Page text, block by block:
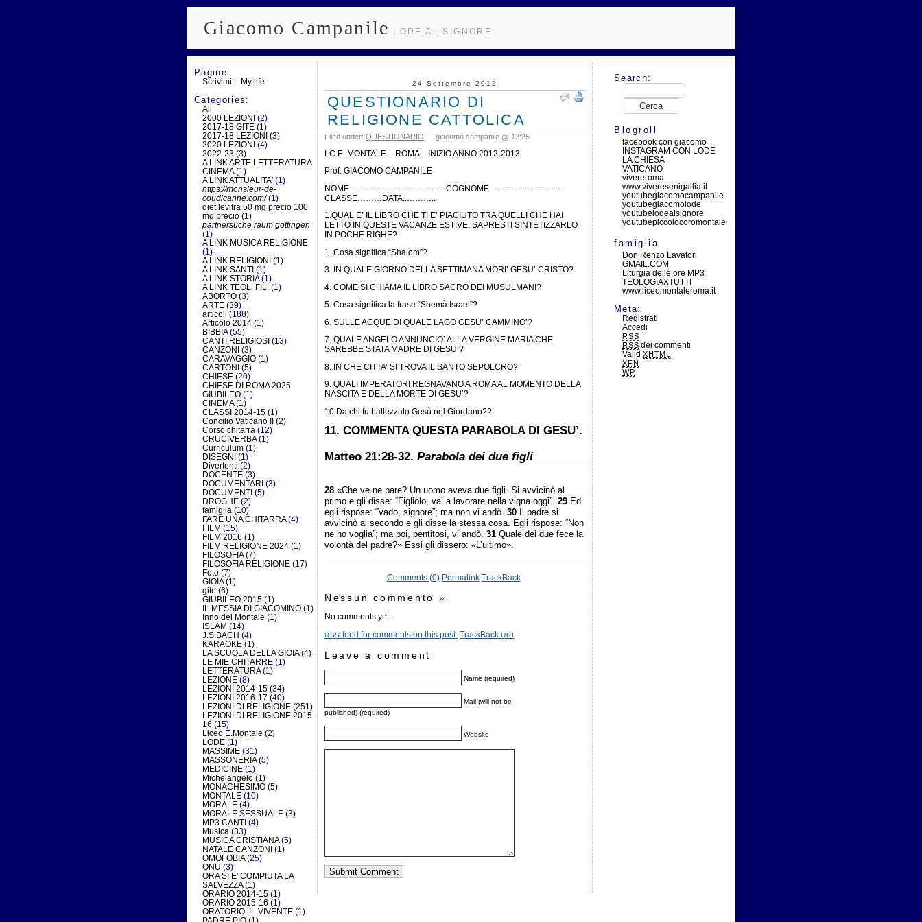
Giacomo Campanile LODE AL SIGNORE
Pagine
Scrivimi – My life
Categories:
All
2000 LEZIONI (2)
2017-18 GITE (1)
2017-18 LEZIONI (3)
2020 LEZIONI (4)
2022-23 (3)
A LINK ARTE LETTERATURA
CINEMA(1)
A LINK ATTUALITA' (1)
https://monsieur-de-
coudicanne.com/(1)
diet levitra 50 mg precio 100
mg precio (1)
partnersuche raum göttingen
(1)
A LINK MUSICA RELIGIONE
(1)
A LINK RELIGIONI (1)
A LINK SANTI (1)
A LINK STORIA(1)
A LINK TEOL. FIL. (1)
ABORTO (3)
ARTE (39)
articoli (188)
Articolo 2014 (1)
BIBBIA(55)
CANTI RELIGIOSI (13)
CANZONI (3)
CARAVAGGIO (1)
CARTONI (5)
CHIESE (20)
CHIESE DI ROMA 2025
GIUBILEO (1)
CINEMA(1)
CLASSI 2014-15 (1)
Concilio Vaticano II
(2)
Corso chitarra (12)
CRUCIVERBA(1)
Curriculum (1)
DISEGNI (1)
Divertenti (2)
DOCENTE (3)
DOCUMENTARI (3)
DOCUMENTI (5)
DROGHE (2)
famiglia (10)
FARE UNA CHITARRA(4)
FILM (15)
FILM 2016 (1)
FILM RELIGIONE 2024 (1)
FILOSOFIA(7)
FILOSOFIA RELIGIONE (17)
Foto (7)
GIOIA(1)
gite (6)
GIUBILEO 2015 (1)
IL MESSIA DI GIACOMINO (1)
Inno del Montale (1)
ISLAM (14)
J.S.BACH (4)
KARAOKE (1)
LA SCUOLA DELLA GIOIA(4)
LE MIE CHITARRE (1)
LETTERATURA(1)
LEZIONE (8)
LEZIONI 2014-15 (34)
LEZIONI 2016-17 (40)
LEZIONI DI RELIGIONE (251)
LEZIONI DI RELIGIONE 2015-
16 (15)
Liceo E.Montale (2)
LODE (1)
MASSIME (31)
MASSONERIA(5)
MEDICINE (1)
Michelangelo (1)
MONACHESIMO (5)
MONTALE (10)
MORALE (4)
MORALE SESSUALE (3)
MP3 CANTI (4)
Musica (33)
MUSICA CRISTIANA(5)
NATALE CANZONI (1)
OMOFOBIA(25)
ONU (3)
ORA SI E' COMPIUTA LA
SALVEZZA(1)
ORARIO 2014-15 (1)
ORARIO 2015-16 (1)
ORATORIO. IL VIVENTE (1)
Search:
Blogroll
facebook con giacomo
INSTAGRAM CON LODE
LA CHIESA
VATICANO
vivereroma
www.viveresenigallia.it
youtubegiacomocampanile
youtubegiacomolode
youtubelodealsignore
youtubepiccolocoromontale
famiglia
Don Renzo Lavatori
GMAIL.COM
Liturgia delle ore MP3
TEOLOGIAXTUTTI
www.liceomontaleroma.it
Meta:
Registrati
Accedi
RSS
RSS dei commenti
Valid XHTML
XFN
WP
24 Settembre 2012
QUESTIONARIO DI
RELIGIONE CATTOLICA
Filed under: QUESTIONARIO — giacomo.campanile @ 12:25
LC E. MONTALE – ROMA – INIZIO ANNO 2012-2013
Prof. GIACOMO CAMPANILE
NOME …………………………….COGNOME …………………….
CLASSE………DATA..………..
1.QUAL E’ IL LIBRO CHE TI E’ PIACIUTO TRA QUELLI CHE HAI
LETTO IN QUESTE VACANZE ESTIVE. SAPRESTI SINTETIZZARLO
IN POCHE RIGHE?
1. Cosa significa “Shalom”?
3. IN QUALE GIORNO DELLA SETTIMANA MORI’ GESU’ CRISTO?
4. COME SI CHIAMA IL LIBRO SACRO DEI MUSULMANI?
5. Cosa significa la frase “Shemà Israel”?
6. SULLE ACQUE DI QUALE LAGO GESU’ CAMMINO’?
7. QUALE ANGELO ANNUNCIO’ ALLA VERGINE MARIA CHE
SAREBBE STATA MADRE DI GESU’?
8. IN CHE CITTA’ SI TROVA IL SANTO SEPOLCRO?
9. QUALI IMPERATORI REGNAVANO A ROMA AL MOMENTO DELLA
NASCITA E DELLA MORTE DI GESU’?
10 Da chi fu battezzato Gesù nel Giordano??
11. COMMENTA QUESTA PARABOLA DI GESU’.
Matteo 21:28-32. Parabola dei due figli
28 «Che ve ne pare? Un uomo aveva due figli. Si avvicinò al
primo e gli disse: “Figliolo, va’ a lavorare nella vigna oggi”. 29 Ed
egli rispose: “Vado, signore”; ma non vi andò. 30 Il padre si
avvicinò al secondo e gli disse la stessa cosa. Egli rispose: “Non
ne ho voglia”; ma poi, pentitosi, vi andò. 31 Quale dei due fece la
volontà del padre?» Essi gli dissero: «L’ultimo».
Comments (0) Permalink TrackBack
Nessun commento »
No comments yet.
RSS feed for comments on this post. TrackBackURI
Leave a comment
Name (required)
Mail (will not be
published) (required)
Website